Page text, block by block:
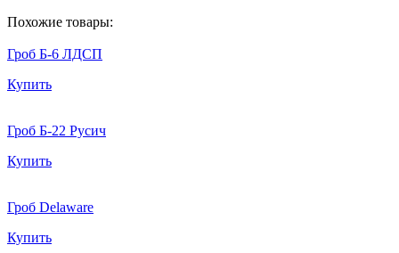
Похожие товары:
Гроб Б-6 ЛДСП
Купить
Гроб Б-22 Русич
Купить
Гроб Delaware
Купить